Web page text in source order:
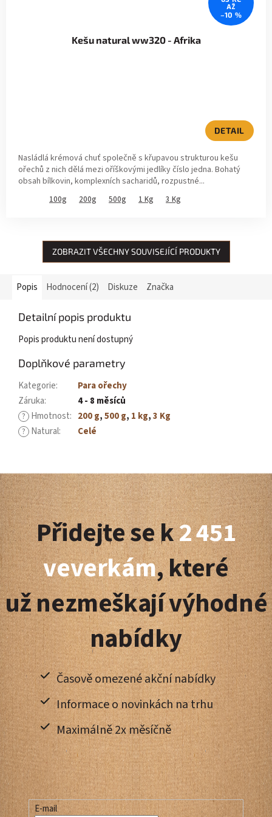
AŽ
–10 %
Kešu natural ww320 - Afrika
5
hvězdiček.
DETAIL
Nasládlá krémová chuť společně s křupavou strukturou kešu
ořechů z nich dělá mezi oříškovými jedlíky číslo jedna. Bohatý
obsah bílkovin, komplexních sacharidů, rozpustné...
100g 200g 500g 1 Kg 3 Kg
ZOBRAZIT VŠECHNY SOUVISEJÍCÍ PRODUKTY
Popis Hodnocení (2) Diskuze Značka
Detailní popis produktu
Popis produktu není dostupný
Doplňkové parametry
Kategorie:
Para ořechy
Záruka: 4 - 8 měsíců
? Hmotnost: 200 g,500 g, 1 kg,3 Kg
? Natural: Celé
Z
á
p
a
t
í
Přidejte se k2 451
veverkám, které
už nezmeškají výhodné
nabídky
Časově omezené akční nabídky
Informace o novinkách na trhu
Maximálně 2x měsíčně
E-mail